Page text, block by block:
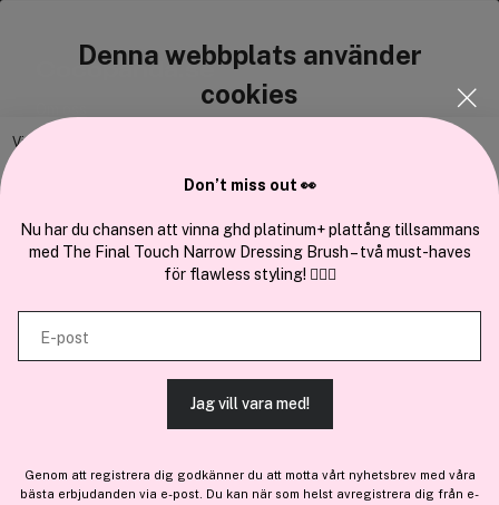
Denna webbplats använder
cookies
Vi använder enhetsidentifierare för att anpassa innehållet och
och annan information från din enhet till de sociala medier och annons-
och analysföretag som vi samarbetar med. Dessa kan i sin tur
kombinera informationen med annan information som du har
tillhandahållit eller som de har samlat in när du har använt deras
tjänster.
TILLÅT ALLA COOKIES
Cocopanda.se
En del avBrandsdal Group AS
Don’t miss out 👀
Nu har du chansen att vinna ghd platinum+ plattång tillsammans
med The Final Touch Narrow Dressing Brush – två must-haves
för flawless styling! 💇‍♀️✨
E-post
Jag vill vara med!
Genom att registrera dig godkänner du att motta vårt nyhetsbrev med våra
bästa erbjudanden via e-post. Du kan när som helst avregistrera dig från e-